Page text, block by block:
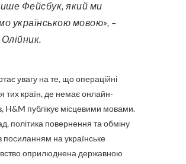
Фейсбук, який ми
українською мовою», –
увагу на те, що операційні
тих країн, де немає онлайн-
H&M публікує місцевими мовами.
політика повернення та обміну
посиланням на українське
оприлюднена державною